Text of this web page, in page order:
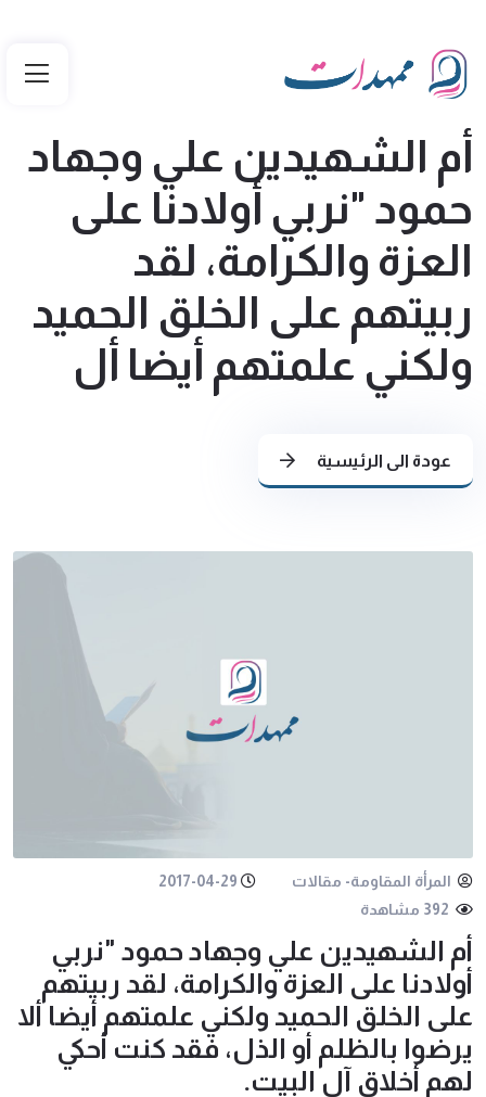
أم الشهيدين علي وجهاد
حمود "نربي أولادنا على
العزة والكرامة، لقد
ربيتهم على الخلق الحميد
ولكني علمتهم أيضا أل
عودة الى الرئيسية
المرأة المقاومة- مقالات
2017-04-29
أم الشهيدين علي وجهاد حمود "نربي
أولادنا على العزة والكرامة، لقد ربيتهم
على الخلق الحميد ولكني علمتهم أيضا ألا
يرضوا بالظلم أو الذل، فقد كنت أحكي
لهم أخلاق آل البيت.